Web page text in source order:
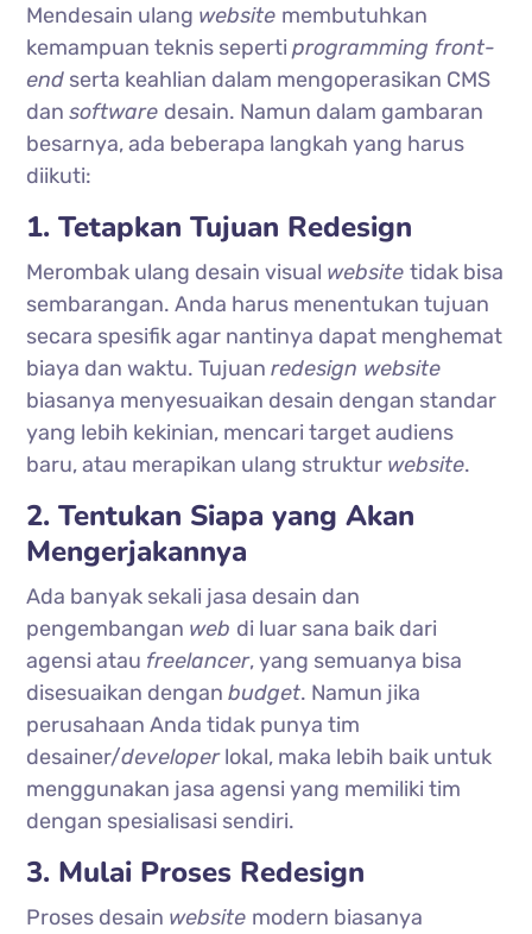
Mendesain ulang website membutuhkan
kemampuan teknis sepertiprogramming front-
end serta keahlian dalam mengoperasikan CMS
dansoftware desain. Namun dalam gambaran
besarnya, ada beberapa langkah yang harus
diikuti:
1. Tetapkan Tujuan Redesign
Merombak ulang desain visual websitetidak bisa
sembarangan. Anda harus menentukan tujuan
secara spesifik agar nantinya dapat menghemat
biaya dan waktu. Tujuanredesign website
biasanya menyesuaikan desain dengan standar
yang lebih kekinian, mencari target audiens
baru, atau merapikan ulang struktur website.
2. Tentukan Siapa yang Akan
Mengerjakannya
Ada banyak sekali jasa desain dan
pengembangan web di luar sana baik dari
agensi atau freelancer, yang semuanya bisa
disesuaikan denganbudget. Namun jika
perusahaan Anda tidak punya tim
desainer/developerlokal, maka lebih baik untuk
menggunakan jasa agensi yang memiliki tim
dengan spesialisasi sendiri.
3. Mulai Proses Redesign
Proses desain website modern biasanya